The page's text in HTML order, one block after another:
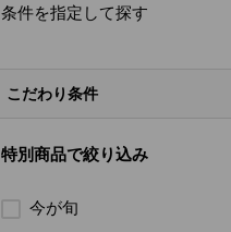
条件を指定して探す
こだわり条件
特別商品で絞り込み
今が旬